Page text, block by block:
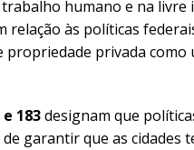
humano e na livre
relação às políticas
propriedade privada
183designam que
de garantir que as